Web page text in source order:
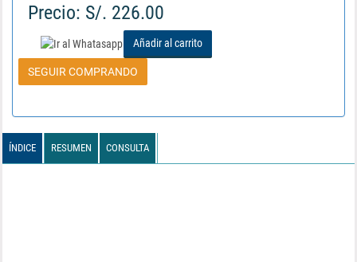
Precio: S/. 226.00
Añadir al carrito
SEGUIR COMPRANDO
ÍNDICE RESUMEN CONSULTA